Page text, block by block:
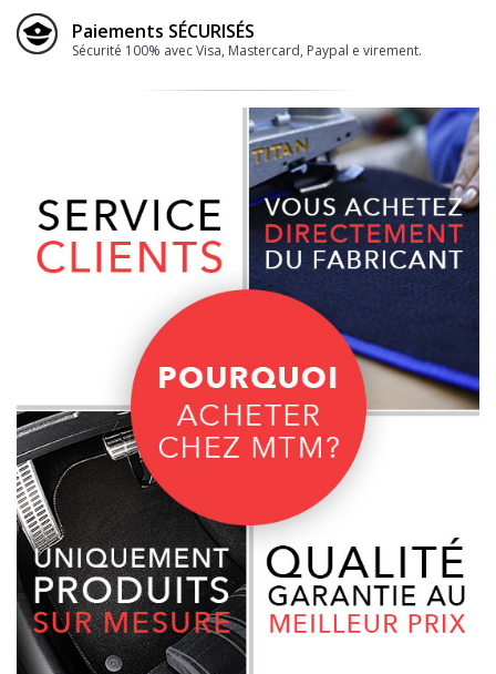
Paiements SÉCURISÉS
Sécurité 100% avec Visa, Mastercard, Paypal e virement.